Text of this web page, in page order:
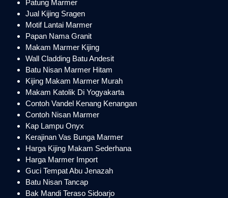
Patung Marmer
Jual Kijing Sragen
Motif Lantai Marmer
Papan Nama Granit
Makam Marmer Kijing
Wall Cladding Batu Andesit
Batu Nisan Marmer Hitam
Kijing Makam Marmer Murah
Makam Katolik Di Yogyakarta
Contoh Vandel Kenang Kenangan
Contoh Nisan Marmer
Kap Lampu Onyx
Kerajinan Vas Bunga Marmer
Harga Kijing Makam Sederhana
Harga Marmer Import
Guci Tempat Abu Jenazah
Batu Nisan Tancap
Bak Mandi Teraso Sidoarjo